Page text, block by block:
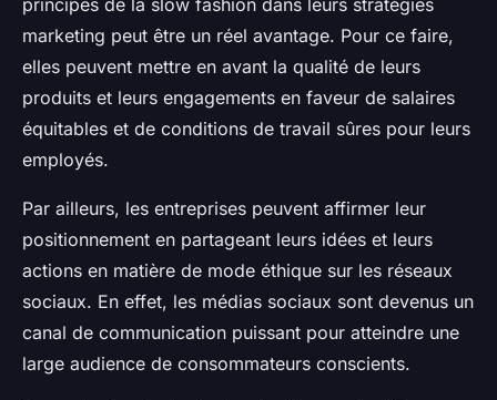
principes de la slow fashion dans leurs stratégies
marketing peut être un réel avantage. Pour ce faire,
elles peuvent mettre en avant la qualité de leurs
produits et leurs engagements en faveur de salaires
équitables et de conditions de travail sûres pour leurs
employés.
Par ailleurs, les entreprises peuvent affirmer leur
positionnement en partageant leurs idées et leurs
actions en matière de mode éthique sur les réseaux
sociaux. En effet, les médias sociaux sont devenus un
canal de communication puissant pour atteindre une
large audience de consommateurs conscients.